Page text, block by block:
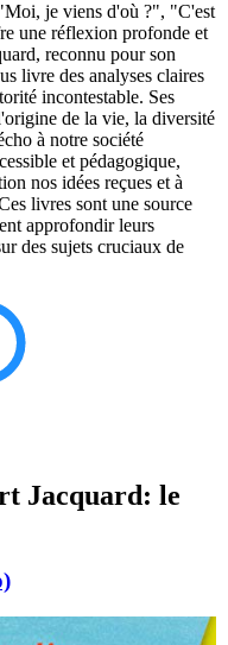
je viens d'où ?", "C'est
une réflexion profonde et
reconnu pour son
livre des analyses claires
incontestable. Ses
de la vie, la diversité
à notre société
et pédagogique,
nos idées reçues et à
livres sont une source
approfondir leurs
des sujets cruciaux de
Jacquard: le